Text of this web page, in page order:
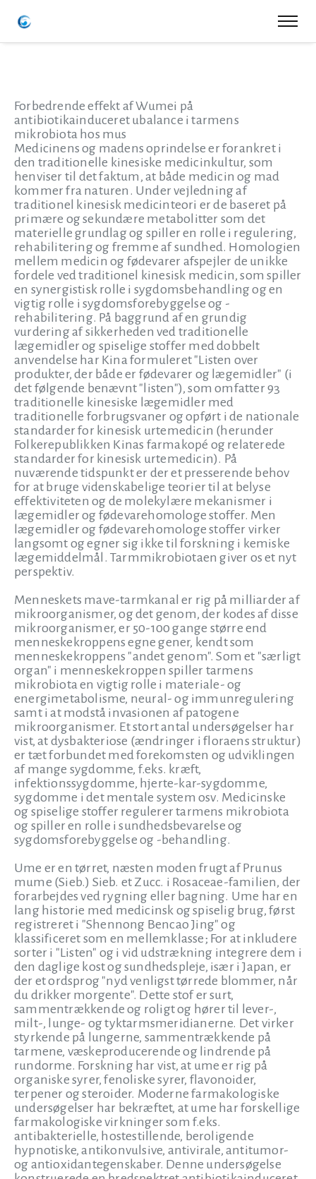
Forbedrende effekt af Wumei på
antibiotikainduceret ubalance i tarmens
mikrobiota hos mus
Medicinens og madens oprindelse er forankret i
den traditionelle kinesiske medicinkultur, som
henviser til det faktum, at både medicin og mad
kommer fra naturen. Under vejledning af
traditionel kinesisk medicinteori er de baseret på
primære og sekundære metabolitter som det
materielle grundlag og spiller en rolle i regulering,
rehabilitering og fremme af sundhed. Homologien
mellem medicin og fødevarer afspejler de unikke
fordele ved traditionel kinesisk medicin, som spiller
en synergistisk rolle i sygdomsbehandling og en
vigtig rolle i sygdomsforebyggelse og -
rehabilitering. På baggrund af en grundig
vurdering af sikkerheden ved traditionelle
lægemidler og spiselige stoffer med dobbelt
anvendelse har Kina formuleret "Listen over
produkter, der både er fødevarer og lægemidler" (i
det følgende benævnt "listen"), som omfatter 93
traditionelle kinesiske lægemidler med
traditionelle forbrugsvaner og opført i de nationale
standarder for kinesisk urtemedicin (herunder
Folkerepublikken Kinas farmakopé og relaterede
standarder for kinesisk urtemedicin). På
nuværende tidspunkt er der et presserende behov
for at bruge videnskabelige teorier til at belyse
effektiviteten og de molekylære mekanismer i
lægemidler og fødevarehomologe stoffer. Men
lægemidler og fødevarehomologe stoffer virker
langsomt og egner sig ikke til forskning i kemiske
lægemiddelmål. Tarmmikrobiotaen giver os et nyt
perspektiv.
Menneskets mave-tarmkanal er rig på milliarder af
mikroorganismer, og det genom, der kodes af disse
mikroorganismer, er 50-100 gange større end
menneskekroppens egne gener, kendt som
menneskekroppens "andet genom". Som et "særligt
organ" i menneskekroppen spiller tarmens
mikrobiota en vigtig rolle i materiale- og
energimetabolisme, neural- og immunregulering
samt i at modstå invasionen af patogene
mikroorganismer. Et stort antal undersøgelser har
vist, at dysbakteriose (ændringer i floraens struktur)
er tæt forbundet med forekomsten og udviklingen
af mange sygdomme, f.eks. kræft,
infektionssygdomme, hjerte-kar-sygdomme,
sygdomme i det mentale system osv. Medicinske
og spiselige stoffer regulerer tarmens mikrobiota
og spiller en rolle i sundhedsbevarelse og
sygdomsforebyggelse og -behandling.
Ume er en tørret, næsten moden frugt af Prunus
mume (Sieb.) Sieb. et Zucc. i Rosaceae-familien, der
forarbejdes ved rygning eller bagning. Ume har en
lang historie med medicinsk og spiselig brug, først
registreret i "Shennong Bencao Jing" og
klassificeret som en mellemklasse; For at inkludere
sorter i "Listen" og i vid udstrækning integrere dem i
den daglige kost og sundhedspleje, især i Japan, er
der et ordsprog "nyd venligst tørrede blommer, når
du drikker morgente". Dette stof er surt,
sammentrækkende og roligt og hører til lever-,
milt-, lunge- og tyktarmsmeridianerne. Det virker
styrkende på lungerne, sammentrækkende på
tarmene, væskeproducerende og lindrende på
rundorme. Forskning har vist, at ume er rig på
organiske syrer, fenoliske syrer, flavonoider,
terpener og steroider. Moderne farmakologiske
undersøgelser har bekræftet, at ume har forskellige
farmakologiske virkninger som f.eks.
antibakterielle, hostestillende, beroligende
hypnotiske, antikonvulsive, antivirale, antitumor-
og antioxidantegenskaber. Denne undersøgelse